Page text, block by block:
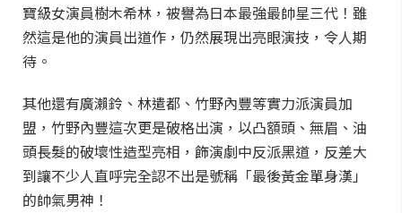
寶級女演員樹木希林，被譽為日本最強最帥星三代！雖
然這是他的演員出道作，仍然展現出亮眼演技，令人期
待。
其他還有廣瀨鈴、林遣都、竹野內豐等實力派演員加
盟，竹野內豐這次更是破格出演，以凸額頭、無眉、油
頭長髮的破壞性造型亮相，飾演劇中反派黑道，反差大
到讓不少人直呼完全認不出是號稱「最後黃金單身漢」
的帥氣男神！